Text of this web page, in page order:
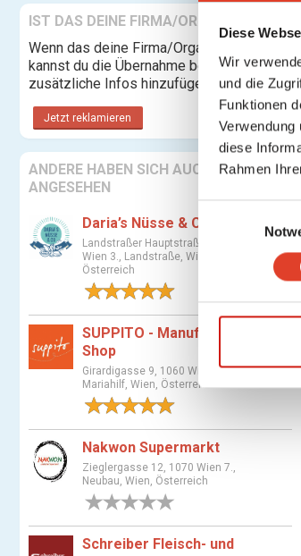
Diese
Wir
und die
Funktionen
diese
Rahmen
i
l
l
g
g
s
a
IST DAS DEINE FIRMA/ORGANISATION?
Wenn das deine Firma/Organisation ist,
kannst du die Übernahme beantragen und
zusätzliche Infos hinzufügen.
Jetzt reklamieren
ANDERE HABEN SICH AUCH
ANGESEHEN
Daria’s Nüsse & Co
Landstraßer Hauptstraße 81, 1030
Wien 3., Landstraße, Wien,
Österreich
SUPPITO - Manufaktur &
Shop
Girardigasse 9, 1060 Wien 6.,
Mariahilf, Wien, Österreich
Nakwon Supermarkt
Zieglergasse 12, 1070 Wien 7.,
Neubau, Wien, Österreich
Schreiber Fleisch- und